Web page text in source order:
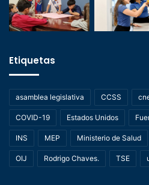
Etiquetas
asamblea legislativa CCSS
COVID-19 Estados Unidos
INS MEP Ministerio de Salud
OIJ Rodrigo Chaves. TSE